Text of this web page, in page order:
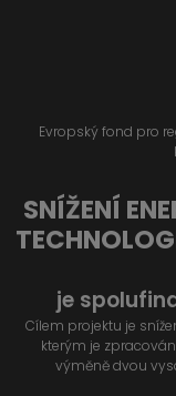
Evropský fond pro
SNÍŽENÍ
je
Cílem projektu je
kterým je
výměně dvou